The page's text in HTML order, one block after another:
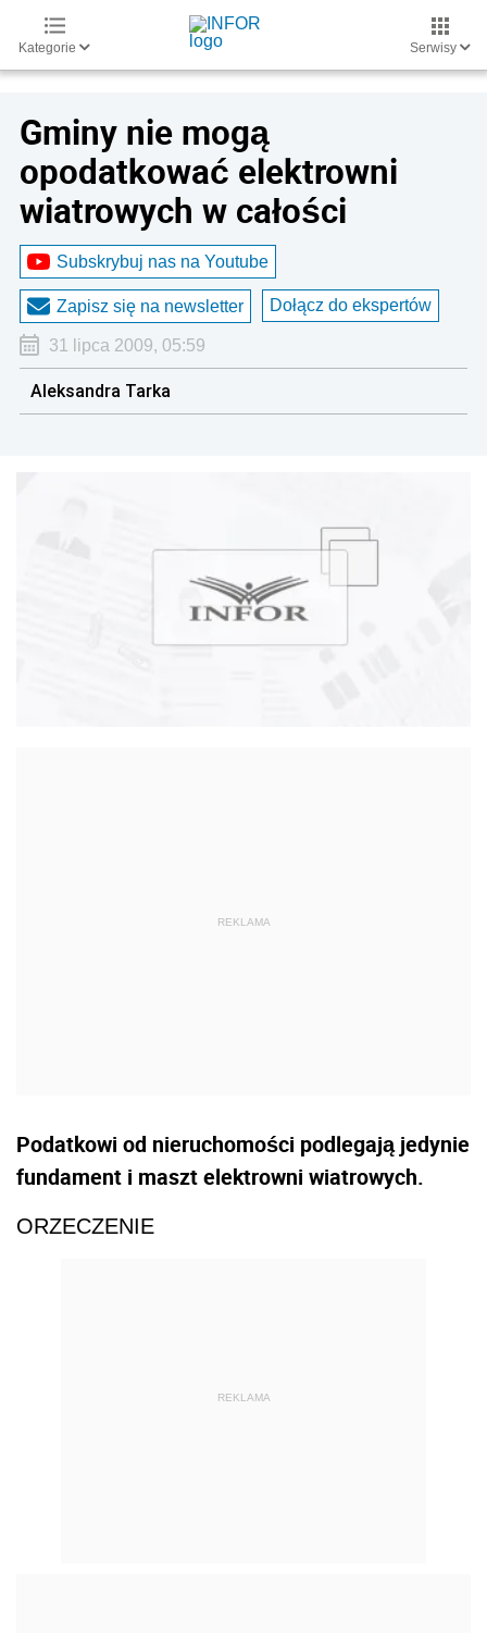
Kategorie Serwisy
Gminy nie mogą
opodatkować elektrowni
wiatrowych w całości
Subskrybuj nas na Youtube
Zapisz się na newsletter Dołącz do ekspertów
31 lipca 2009, 05:59
Aleksandra Tarka
Podatkowi od nieruchomości podlegają jedynie
fundament i maszt elektrowni wiatrowych.
ORZECZENIE
REKLAMA